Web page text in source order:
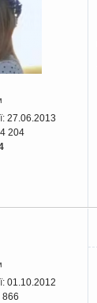
27.06.2013
204
01.10.2012
866